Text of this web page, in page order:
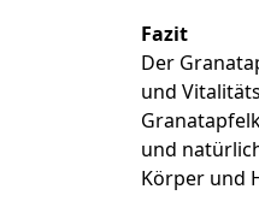
Fazit
Der
und
und
Körper und